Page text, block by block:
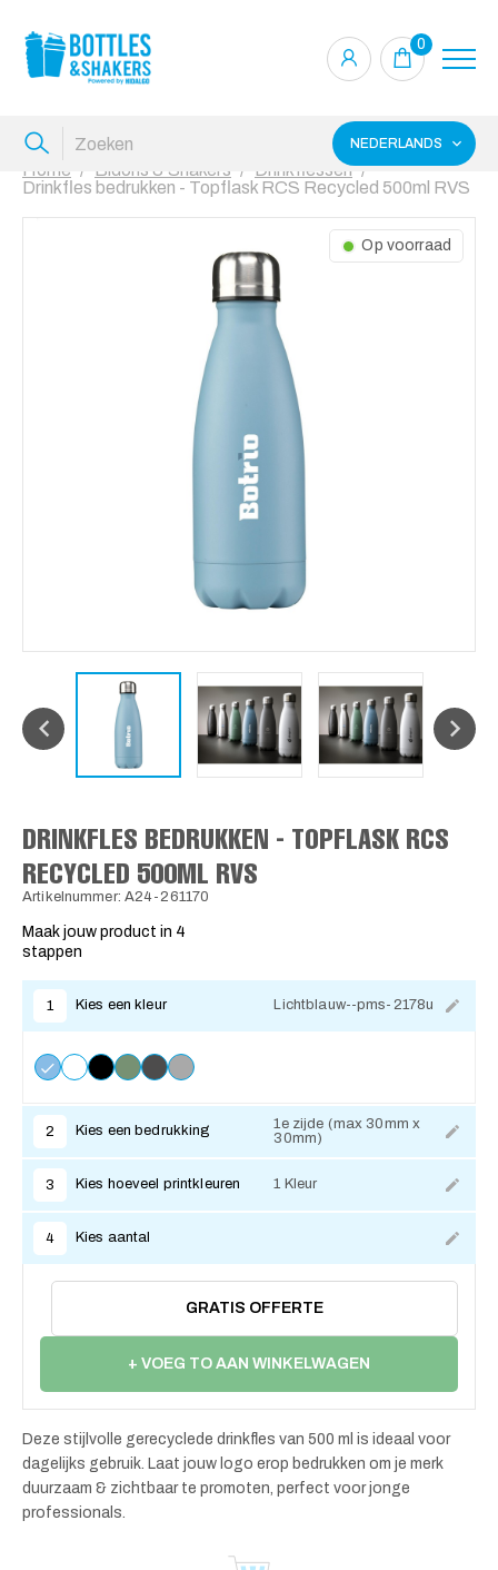
0
NEDERLANDS
Home Bidons & Shakers
Drinkflessen
Drinkfles bedrukken - Topflask RCS Recycled 500ml RVS
Op voorraad
DRINKFLES BEDRUKKEN - TOPFLASK RCS
RECYCLED 500ML RVS
Artikelnummer: A24-261170
Maak jouw product in 4
stappen
1 Kies een kleur Lichtblauw--pms-2178u
2 Kies een bedrukking
1e zijde (max 30mm x
30mm)
3 Kies hoeveel printkleuren 1 Kleur
4 Kies aantal
GRATIS OFFERTE
+ VOEG TO AAN WINKELWAGEN
Deze stijlvolle gerecyclede drinkfles van 500 ml is ideaal voor
dagelijks gebruik. Laat jouw logo erop bedrukken om je merk
duurzaam & zichtbaar te promoten, perfect voor jonge
professionals.